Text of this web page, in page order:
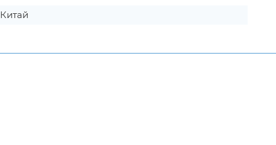
Китай